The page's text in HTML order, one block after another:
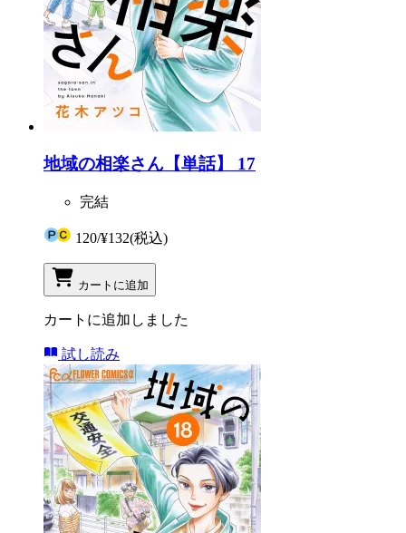
地域の相楽さん【単話】 17
完結
120/¥132(税込)
カートに追加
カートに追加しました
試し読み